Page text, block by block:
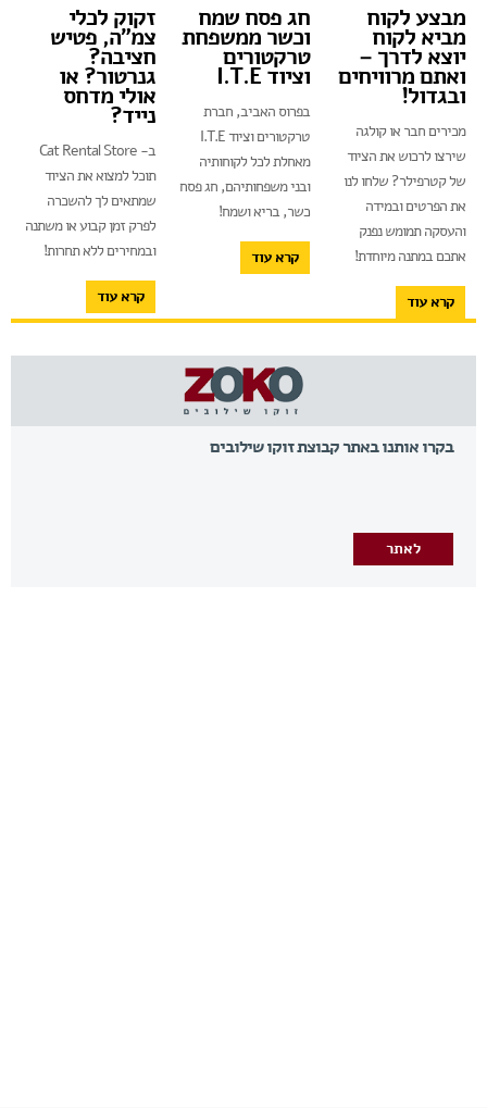
זקוק לכלי
צמ"ה, פטיש
חציבה?
גנרטור? או
אולי מדחס
נייד?
ב- Cat Rental Store
תוכל למצוא את הציוד
שמתאים לך להשכרה
לפרק זמן קבוע או משתנה
ובמחירים ללא תחרות!
קרא עוד
חג פסח שמח
וכשר ממשפחת
טרקטורים
וציוד I.T.E
בפרוס האביב, חברת
טרקטורים וציוד I.T.E
מאחלת לכל לקוחותיה
ובני משפחותיהם, חג פסח
כשר, בריא ושמח!
קרא עוד
מבצע לקוח
מביא לקוח
יוצא לדרך –
ואתם מרוויחים
ובגדול!
מכירים חבר או קולגה
שירצו לרכוש את הציוד
של קטרפילר? שלחו לנו
את הפרטים ובמידה
והעסקה תמומש נפנק
אתכם במתנה מיוחדת!
קרא עוד
בקרו אותנו באתר קבוצת זוקו שילובים
לאתר